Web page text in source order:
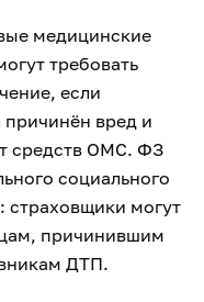
медицинские
требовать
если
причинён вред и
средств ОМС. ФЗ
социального
страховщики могут
причинившим
ДТП.